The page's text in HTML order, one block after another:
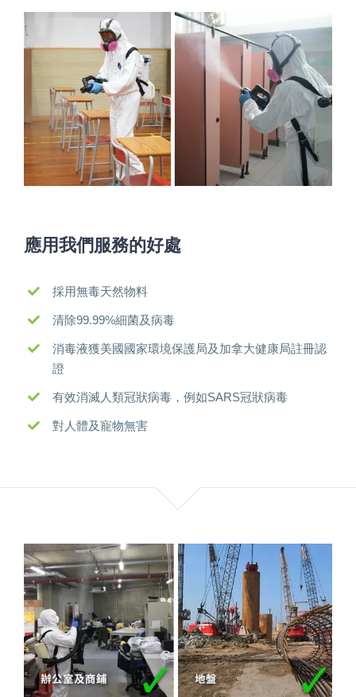
應用我們服務的好處
採用無毒天然物料
清除99.99%細菌及病毒
消毒液獲美國國家環境保護局及加拿大健康局註冊認
證
有效消滅人類冠狀病毒，例如SARS冠狀病毒
對人體及寵物無害